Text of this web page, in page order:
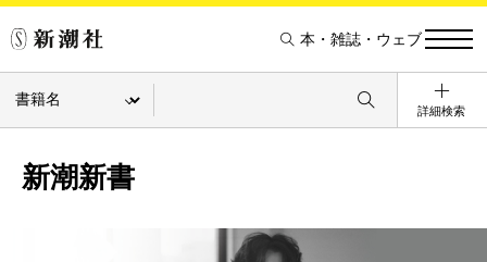
本・雑誌・ウェブ
詳細検索
新潮新書